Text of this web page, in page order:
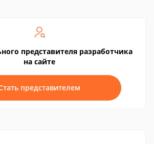
представителя разработчика
на сайте
представителем